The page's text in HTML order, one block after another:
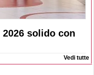
solido con
Vedi tutte